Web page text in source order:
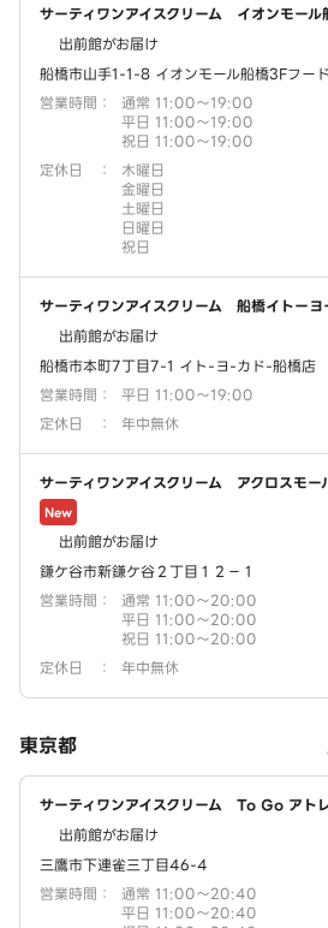
サーティワンアイスクリーム イオンモール
出前館がお届け
船橋市山手1-1-8 イオンモール船橋3Fフー
営業時間 ：
通常 11:00～19:00
平日 11:00～19:00
祝日 11:00～19:00
定休日
：
木曜日
金曜日
土曜日
日曜日
祝日
サーティワンアイスクリーム 船橋イトーヨ
出前館がお届け
船橋市本町7丁目7-1 イト-ヨ-カド-船橋店
営業時間 ：
平日 11:00～19:00
定休日
： 年中無休
サーティワンアイスクリーム アクロスモー
New
出前館がお届け
鎌ケ谷市新鎌ケ谷２丁目１２－１
営業時間 ：
通常 11:00～20:00
平日 11:00～20:00
祝日 11:00～20:00
定休日
： 年中無休
東京都
サーティワンアイスクリーム To Go アト
出前館がお届け
三鷹市下連雀三丁目46-4
営業時間 ：
通常 11:00～20:40
平日 11:00～20:40